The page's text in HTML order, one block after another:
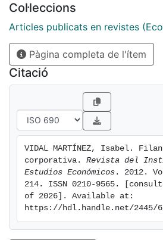
la comunidad se deben evaluar
Col·leccions
Articles publicats en revistes
Pàgina completa de l'ítem
Citació
VIDAL MARTÍNEZ, Isabel.
corporativa. Revista del
Estudios Económicos . 2012.
214. ISSN 0210-9565.
of 2026]. Available at:
https://hdl.handle.net/2445/